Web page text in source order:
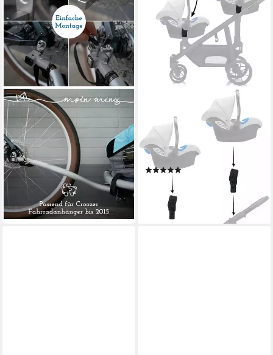
MOIN MINIS
Adapter für Kinderwagen
Adapter Croozer
Fahrradanhänger bis 2015
Achsadapter Zusatzkupplung
20,95 €
lieferbar - in 3-4 Werktagen bei dir
Kinderwagen-Adapter für
Maxi Cosi, Cybex, fillikid
Voyager und Two in One, (2-
tlg)
(1)
lieferbar - in 3-5 Werktagen bei dir